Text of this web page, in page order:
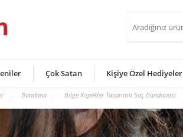
Çok Satan Kişiye Özel Hediyeler
Bandana Bilge Kopekler Tasarımlı Saç Bandanası